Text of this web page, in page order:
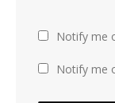
Notify me
Notify me